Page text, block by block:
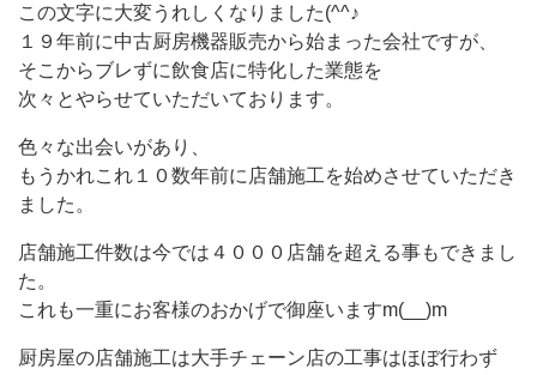
この文字に大変うれしくなりました(^^♪
１９年前に中古厨房機器販売から始まった会社ですが、
そこからブレずに飲食店に特化した業態を
次々とやらせていただいております。
色々な出会いがあり、
もうかれこれ１０数年前に店舗施工を始めさせていただき
ました。
店舗施工件数は今では４０００店舗を超える事もできまし
た。
これも一重にお客様のおかげで御座いますm(__)m
厨房屋の店舗施工は大手チェーン店の工事はほぼ行わず